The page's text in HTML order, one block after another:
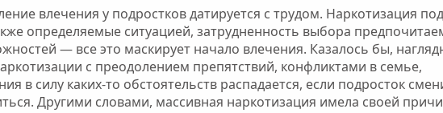
влечения у подростков датируется с трудом. Наркотизация под
определяемые ситуацией, затрудненность выбора
— все это маскирует начало влечения. Казалось бы,
с преодолением препятствий, конфликтами в семье,
в силу каких-то обстоятельств распадается, если подросток
Другими словами, массивная наркотизация имела своей